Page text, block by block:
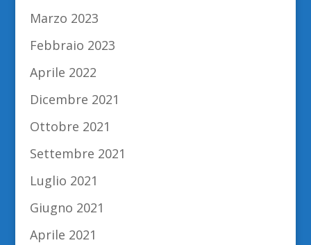
Marzo 2023
Febbraio 2023
Aprile 2022
Dicembre 2021
Ottobre 2021
Settembre 2021
Luglio 2021
Giugno 2021
Aprile 2021